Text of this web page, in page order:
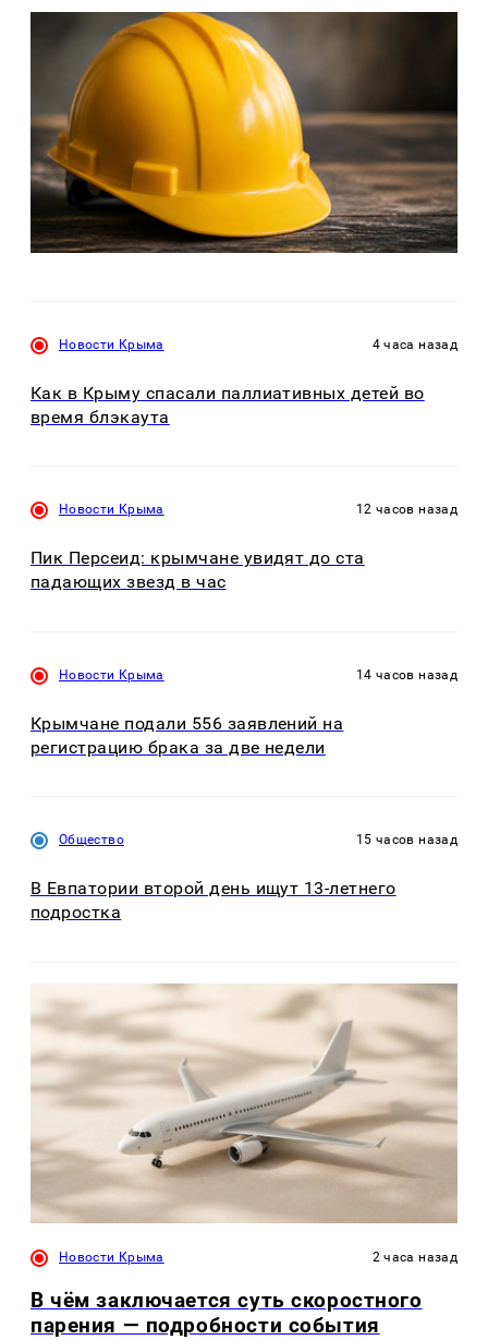
Новости Крыма 4 часа назад
Как в Крыму спасали паллиативных детей во
время блэкаута
Новости Крыма 12 часов назад
Пик Персеид: крымчане увидят до ста
падающих звезд в час
Новости Крыма 14 часов назад
Крымчане подали 556 заявлений на
регистрацию брака за две недели
Общество 15 часов назад
В Евпатории второй день ищут 13-летнего
подростка
Новости Крыма 2 часа назад
В чём заключается суть скоростного
парения — подробности события